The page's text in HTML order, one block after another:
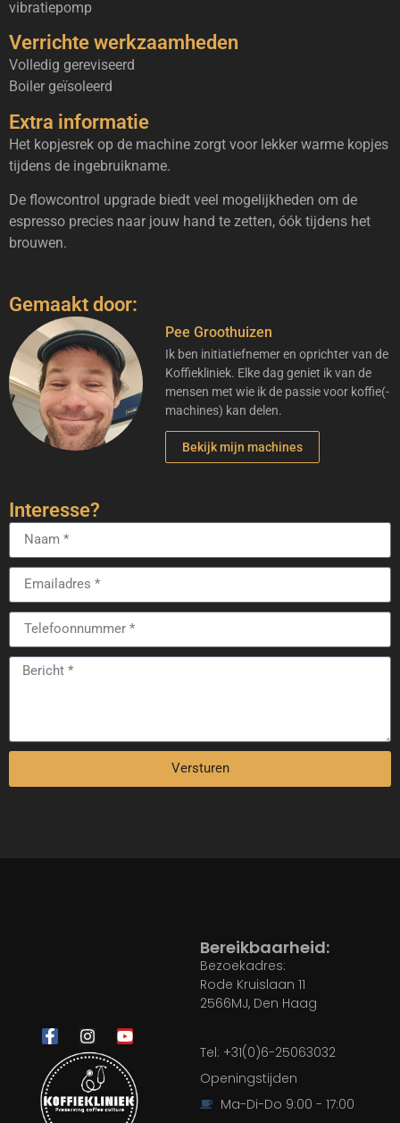
vibratiepomp
Verrichte werkzaamheden
Volledig gereviseerd
Boiler geïsoleerd
Extra informatie
Het kopjesrek op de machine zorgt voor lekker warme kopjes
tijdens de ingebruikname.
De flowcontrol upgrade biedt veel mogelijkheden om de
espresso precies naar jouw hand te zetten, óók tijdens het
brouwen.
Gemaakt door:
Pee Groothuizen
Ik ben initiatiefnemer en oprichter van de
Koffiekliniek. Elke dag geniet ik van de
mensen met wie ik de passie voor koffie(-
machines) kan delen.
Bekijk mijn machines
Interesse?
Versturen
Bereikbaarheid:
Bezoekadres:
Rode Kruislaan 11
2566MJ, Den Haag
Tel: +31(0)6-25063032
Openingstijden
Ma-Di-Do 9:00 - 17:00